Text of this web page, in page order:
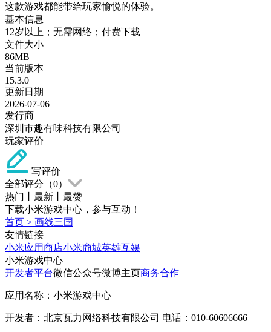
这款游戏都能带给玩家愉悦的体验。
基本信息
12岁以上；无需网络；付费下载
文件大小
86MB
当前版本
15.3.0
更新日期
2026-07-06
发行商
深圳市趣有味科技有限公司
玩家评价
写评价
全部评分（0）
热门
最新
最赞
下载小米游戏中心，参与互动！
首页 > 画线三国
友情链接
小米应用商店小米商城英雄互娱
小米游戏中心
开发者平台微信公众号微博主页商务合作
应用名称：小米游戏中心
开发者：北京瓦力网络科技有限公司 电话：010-60606666